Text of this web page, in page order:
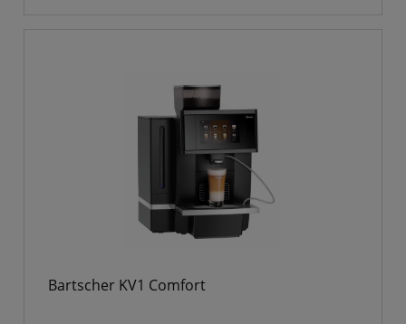
Bartscher KV1 Comfort